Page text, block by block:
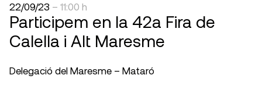
22/09/23 – 11:00 h
Participem en la 42a Fira de
Calella i Alt Maresme
Delegació del Maresme – Mataró